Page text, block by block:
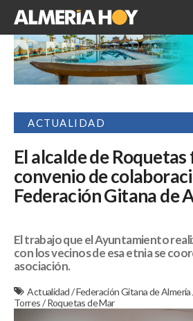
ACTUALIDAD
El alcalde de
convenio de
Federación Gitana de
El trabajo que el Ayuntamiento
con los vecinos de esa etnia se
asociación.
Actualidad/Federación Gitana de Almería
Torres/Roquetas de Mar